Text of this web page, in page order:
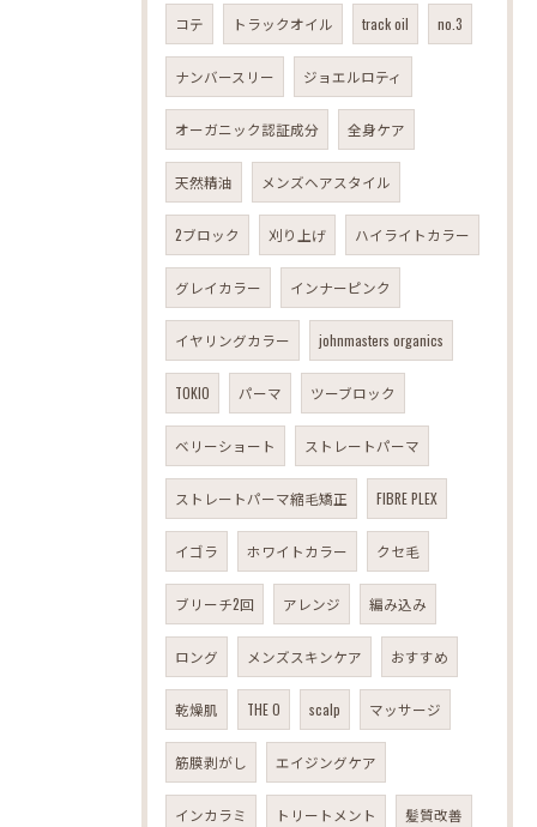
コテ トラックオイル track oil no.3
ナンバースリー ジョエルロティ
オーガニック認証成分 全身ケア
天然精油 メンズヘアスタイル
2ブロック 刈り上げ ハイライトカラー
グレイカラー インナーピンク
イヤリングカラー johnmasters organics
TOKIO パーマ ツーブロック
ベリーショート ストレートパーマ
ストレートパーマ縮毛矯正 FIBRE PLEX
イゴラ ホワイトカラー クセ毛
ブリーチ2回 アレンジ 編み込み
ロング メンズスキンケア おすすめ
乾燥肌 THE O scalp マッサージ
筋膜剥がし エイジングケア
インカラミ トリートメント 髪質改善